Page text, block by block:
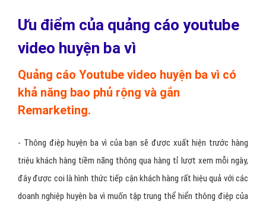
Ưu điểm của quảng cáo youtube
video huyện ba vì
Quảng cáo Youtube video huyện ba vì có
khả năng bao phủ rộng và gắn
Remarketing.
- Thông điệp huyện ba vì của bạn sẽ được xuất hiện trước hàng
triệu khách hàng tiềm năng thông qua hàng tỉ lượt xem mỗi ngày,
đây được coi là hình thức tiếp cận khách hàng rất hiệu quả với các
doanh nghiệp huyện ba vì muốn tập trung thể hiển thông điệp của